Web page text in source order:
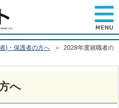
)・保護者の方へ ＞ 2028年度就職者の
へ